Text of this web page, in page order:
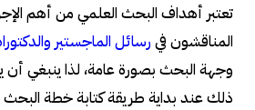
تعتبر أهداف البحث العلمي من أهم
المناقشون في رسائل الماجستير
وجهة البحث بصورة عامة، لذا ينبغي أن
ذلك عند بداية طريقة كتابة خطة البحث